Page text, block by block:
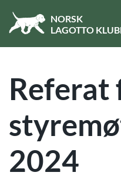
Skip to main
NORSK
LA GOTTO
Referat
2024